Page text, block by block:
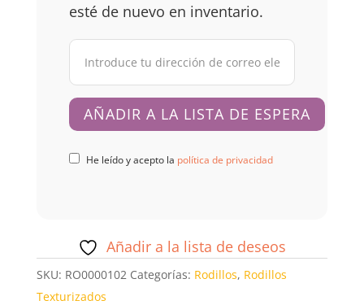
esté de nuevo en inventario.
He leído y acepto la política de privacidad
Añadir a la lista de deseos
SKU: RO0000102 Categorías: Rodillos, Rodillos
Texturizados